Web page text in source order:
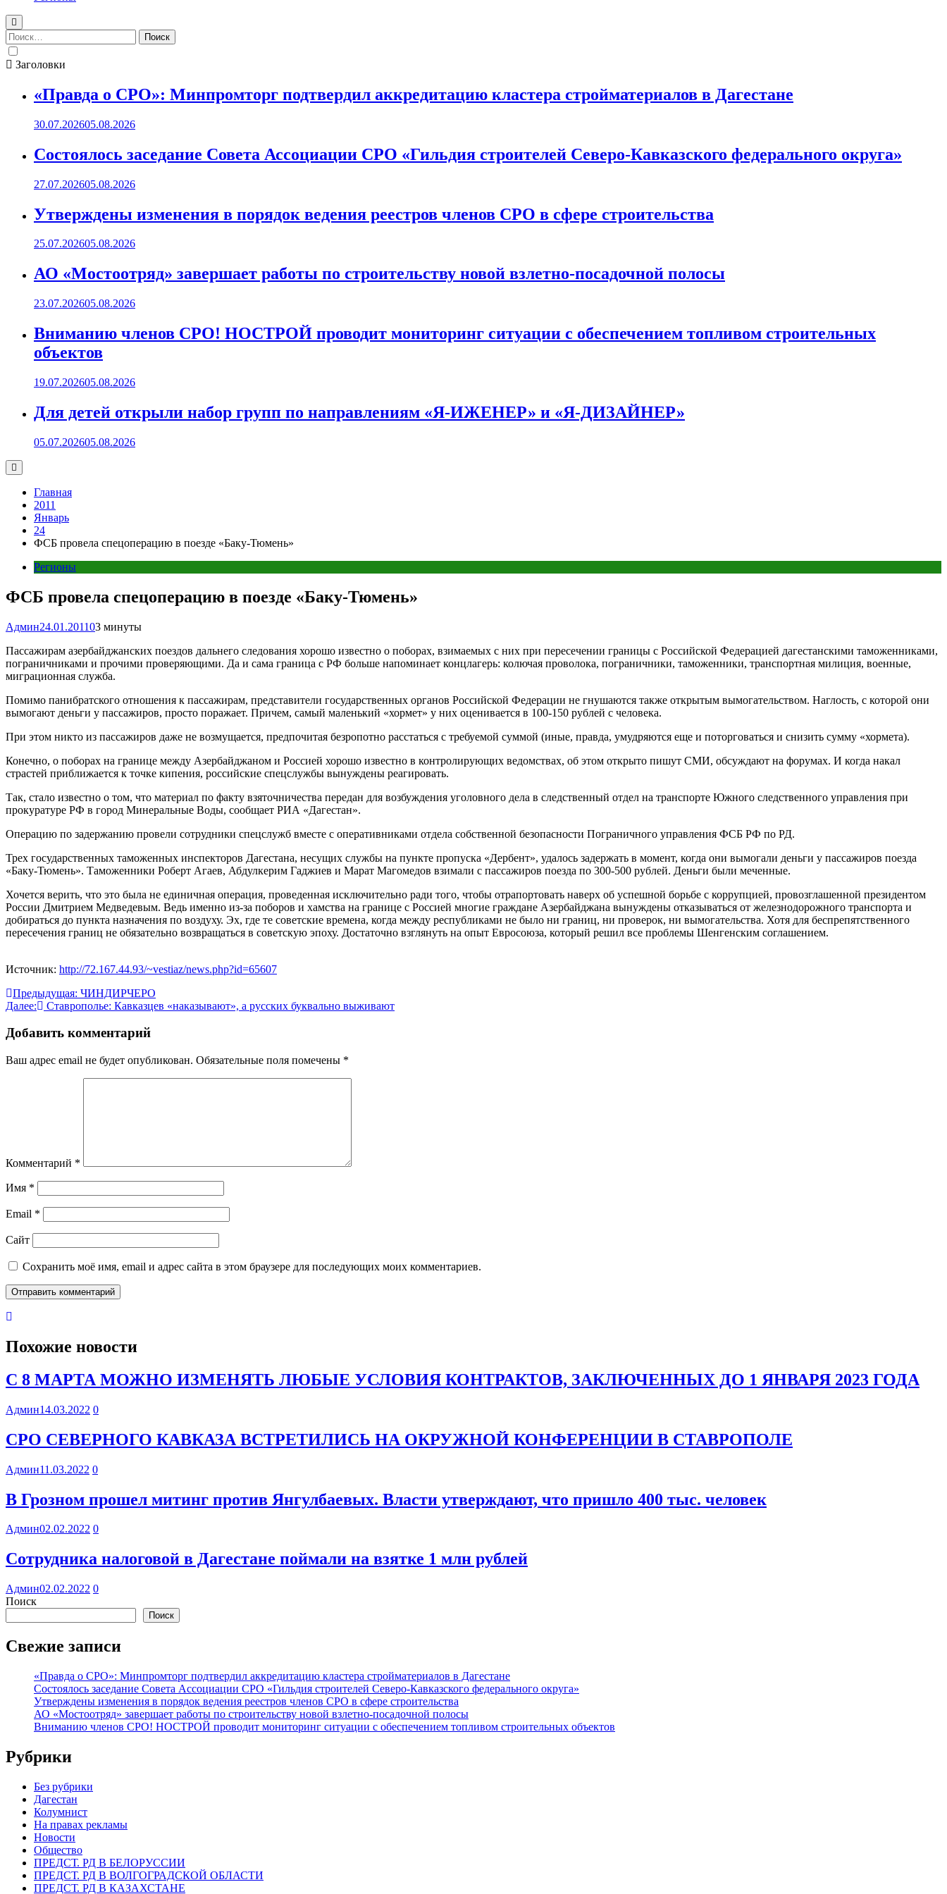
Найти:
Заголовки
«Правда о СРО»: Минпромторг подтвердил аккредитацию кластера стройматериалов в Дагестане
30.07.202605.08.2026
Состоялось заседание Совета Ассоциации СРО «Гильдия строителей Северо-Кавказского федерального округа»
27.07.202605.08.2026
Утверждены изменения в порядок ведения реестров членов СРО в сфере строительства
25.07.202605.08.2026
АО «Мостоотряд» завершает работы по строительству новой взлетно-посадочной полосы
23.07.202605.08.2026
Вниманию членов СРО! НОСТРОЙ проводит мониторинг ситуации с обеспечением топливом строительных
объектов
19.07.202605.08.2026
Для детей открыли набор групп по направлениям «Я-ИЖЕНЕР» и «Я-ДИЗАЙНЕР»
05.07.202605.08.2026
Главная
2011
Январь
24
ФСБ провела спецоперацию в поезде «Баку-Тюмень»
Регионы
ФСБ провела спецоперацию в поезде «Баку-Тюмень»
Админ24.01.201103 минуты
Пассажирам азербайджанских поездов дальнего следования хорошо известно о поборах, взимаемых с них при пересечении границы с Российской Федерацией дагестанскими таможенниками,
пограничниками и прочими проверяющими. Да и сама граница с РФ больше напоминает концлагерь: колючая проволока, пограничники, таможенники, транспортная милиция, военные,
миграционная служба.
Помимо панибратского отношения к пассажирам, представители государственных органов Российской Федерации не гнушаются также открытым вымогательством. Наглость, с которой они
вымогают деньги у пассажиров, просто поражает. Причем, самый маленький «хормет» у них оценивается в 100-150 рублей с человека.
При этом никто из пассажиров даже не возмущается, предпочитая безропотно расстаться с требуемой суммой (иные, правда, умудряются еще и поторговаться и снизить сумму «хормета).
Конечно, о поборах на границе между Азербайджаном и Россией хорошо известно в контролирующих ведомствах, об этом открыто пишут СМИ, обсуждают на форумах. И когда накал
страстей приближается к точке кипения, российские спецслужбы вынуждены реагировать.
Так, стало известно о том, что материал по факту взяточничества передан для возбуждения уголовного дела в следственный отдел на транспорте Южного следственного управления при
прокуратуре РФ в город Минеральные Воды, сообщает РИА «Дагестан».
Операцию по задержанию провели сотрудники спецслужб вместе с оперативниками отдела собственной безопасности Пограничного управления ФСБ РФ по РД.
Трех государственных таможенных инспекторов Дагестана, несущих службы на пункте пропуска «Дербент», удалось задержать в момент, когда они вымогали деньги у пассажиров поезда
«Баку-Тюмень». Таможенники Роберт Агаев, Абдулкерим Гаджиев и Марат Магомедов взимали с пассажиров поезда по 300-500 рублей. Деньги были меченные.
Хочется верить, что это была не единичная операция, проведенная исключительно ради того, чтобы отрапортовать наверх об успешной борьбе с коррупцией, провозглашенной президентом
России Дмитрием Медведевым. Ведь именно из-за поборов и хамства на границе с Россией многие граждане Азербайджана вынуждены отказываться от железнодорожного транспорта и
добираться до пункта назначения по воздуху. Эх, где те советские времена, когда между республиками не было ни границ, ни проверок, ни вымогательства. Хотя для беспрепятственного
пересечения границ не обязательно возвращаться в советскую эпоху. Достаточно взглянуть на опыт Евросоюза, который решил все проблемы Шенгенским соглашением.
Источник: http://72.167.44.93/~vestiaz/news.php?id=65607
Навигация
по
записям
Предыдущая: ЧИНДИРЧЕРО
Далее:
Ставрополье: Кавказцев «наказывают», а русских буквально выживают
Добавить комментарий
Ваш адрес email не будет опубликован. Обязательные поля помечены *
Комментарий *
Имя *
Email *
Сайт
Сохранить моё имя, email и адрес сайта в этом браузере для последующих моих комментариев.
Похожие новости
С 8 МАРТА МОЖНО ИЗМЕНЯТЬ ЛЮБЫЕ УСЛОВИЯ КОНТРАКТОВ, ЗАКЛЮЧЕННЫХ ДО 1 ЯНВАРЯ 2023 ГОДА
Админ14.03.2022 0
СРО СЕВЕРНОГО КАВКАЗА ВСТРЕТИЛИСЬ НА ОКРУЖНОЙ КОНФЕРЕНЦИИ В СТАВРОПОЛЕ
Админ11.03.2022 0
В Грозном прошел митинг против Янгулбаевых. Власти утверждают, что пришло 400 тыс. человек
Админ02.02.2022 0
Сотрудника налоговой в Дагестане поймали на взятке 1 млн рублей
Админ02.02.2022 0
Поиск
Поиск
Свежие записи
«Правда о СРО»: Минпромторг подтвердил аккредитацию кластера стройматериалов в Дагестане
Состоялось заседание Совета Ассоциации СРО «Гильдия строителей Северо-Кавказского федерального округа»
Утверждены изменения в порядок ведения реестров членов СРО в сфере строительства
АО «Мостоотряд» завершает работы по строительству новой взлетно-посадочной полосы
Вниманию членов СРО! НОСТРОЙ проводит мониторинг ситуации с обеспечением топливом строительных объектов
Рубрики
Без рубрики
Дагестан
Колумнист
На правах рекламы
Новости
Общество
ПРЕДСТ. РД В БЕЛОРУССИИ
ПРЕДСТ. РД В ВОЛГОГРАДСКОЙ ОБЛАСТИ
ПРЕДСТ. РД В КАЗАХСТАНЕ